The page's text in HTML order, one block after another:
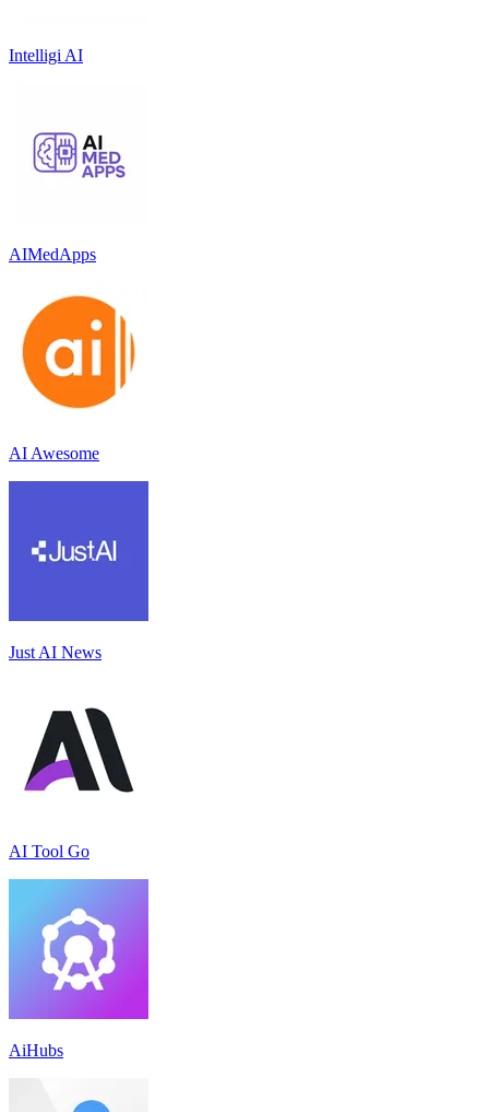
Intelligi AI
AIMedApps
AI Awesome
Just AI News
AI Tool Go
AiHubs